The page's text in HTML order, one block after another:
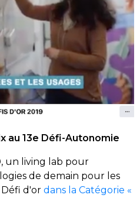
au 13e Défi-Autonomie
un living lab pour
de demain pour les
Défi d'or dans la Catégorie «